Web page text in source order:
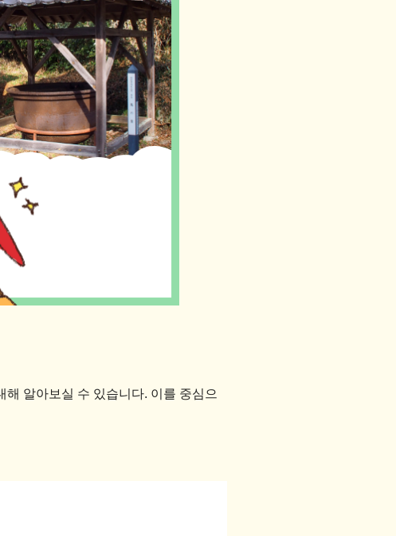
알아보실 수 있습니다. 이를 중심으